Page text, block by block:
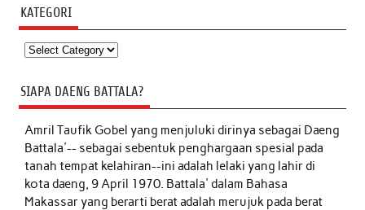
KATEGORI
Kategori
SIAPA DAENG BATTALA?
Amril Taufik Gobelyang menjuluki dirinya sebagai Daeng
Battala'-- sebagai sebentuk penghargaan spesial pada
tanah tempat kelahiran--ini adalah lelaki yang lahir di
kota daeng, 9 April 1970. Battala' dalam Bahasa
Makassar yang berarti berat adalah merujuk pada berat